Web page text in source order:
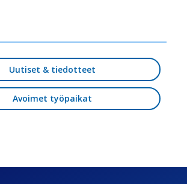
Uutiset & tiedotteet
Avoimet työpaikat